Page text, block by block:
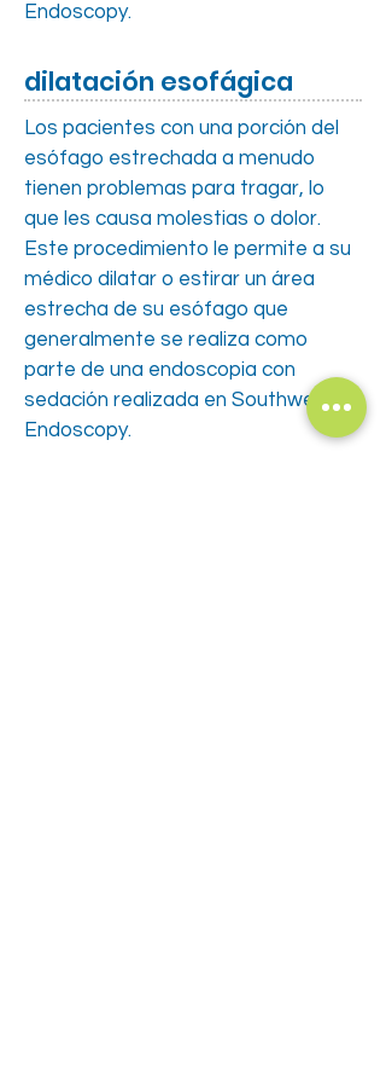
Endoscopy.
dilatación esofágica
Los pacientes con una porción del
esófago estrechada a menudo
tienen problemas para tragar, lo
que les causa molestias o dolor.
Este procedimiento le permite a su
médico dilatar o estirar un área
estrecha de su esófago que
generalmente se realiza como
parte de una endoscopia con
sedación realizada en Southwest
Endoscopy.